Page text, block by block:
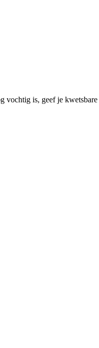
is, geef je